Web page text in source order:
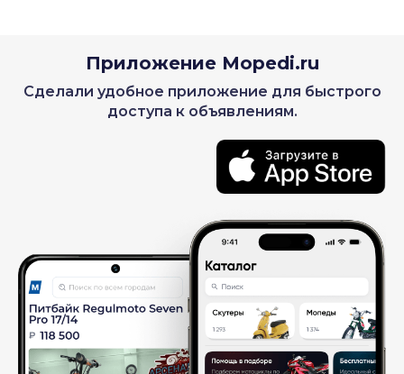
Приложение Mopedi.ru
Сделали удобное приложение для быстрого
доступа к объявлениям.